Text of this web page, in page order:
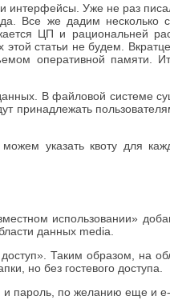
Уже не раз
Все же дадим несколько
ЦП и рациональней
статьи не будем.
оперативной памяти.
В файловой системе
принадлежать
указать квоту для
использовании»
данных media.
Таким образом,
но без гостевого доступа.
пароль, по желанию еще и